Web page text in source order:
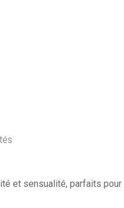
et sensualité, parfaits